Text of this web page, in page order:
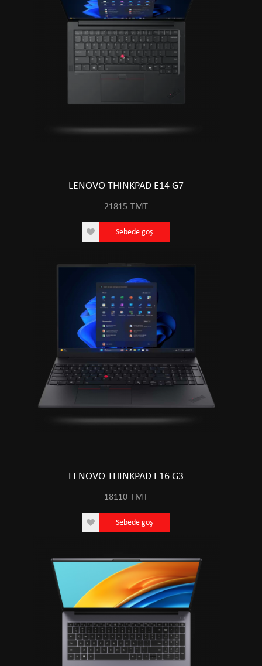
LENOVO THINKPAD E14 G7
21815 TMT
Sebede goş
LENOVO THINKPAD E16 G3
18110 TMT
Sebede goş